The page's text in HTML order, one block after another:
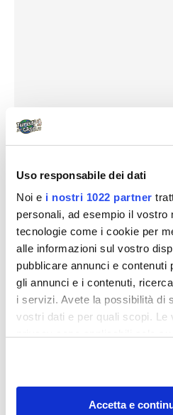
Uso responsabile dei dati
Noi e i nostri 1022 partner
personali, ad esempio il vostro
tecnologie come i cookie per
alle informazioni sul vostro
pubblicare annunci e contenuti
gli annunci e i contenuti,
i servizi. Avete la possibilità di
vostri dati e per quali scopi. Le
modificare o revocare il
momento dalla Dichiarazione
sull'icona di attivazione della
Accetta e